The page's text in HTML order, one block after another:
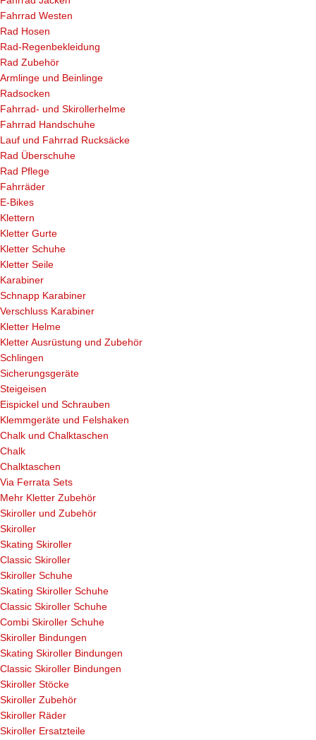
Fahrrad Westen
Rad Hosen
Rad-Regenbekleidung
Rad Zubehör
Armlinge und Beinlinge
Radsocken
Fahrrad- und Skirollerhelme
Fahrrad Handschuhe
Lauf und Fahrrad Rucksäcke
Rad Überschuhe
Rad Pflege
Fahrräder
E-Bikes
Klettern
Kletter Gurte
Kletter Schuhe
Kletter Seile
Karabiner
Schnapp Karabiner
Verschluss Karabiner
Kletter Helme
Kletter Ausrüstung und Zubehör
Schlingen
Sicherungsgeräte
Steigeisen
Eispickel und Schrauben
Klemmgeräte und Felshaken
Chalk und Chalktaschen
Chalk
Chalktaschen
Via Ferrata Sets
Mehr Kletter Zubehör
Skiroller und Zubehör
Skiroller
Skating Skiroller
Classic Skiroller
Skiroller Schuhe
Skating Skiroller Schuhe
Classic Skiroller Schuhe
Combi Skiroller Schuhe
Skiroller Bindungen
Skating Skiroller Bindungen
Classic Skiroller Bindungen
Skiroller Stöcke
Skiroller Zubehör
Skiroller Räder
Skiroller Ersatzteile